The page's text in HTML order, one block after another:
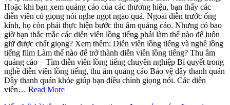
Hoặc khi bạn xem quảng cáo của các thương hiệu, bạn thấy các
diễn viên có giọng nói nghe ngọt ngào quá. Ngoài diễn trước ống
kính, họ còn phải thực hiện bước thu âm quảng cáo. Nhưng có bao
giờ bạn thắc mắc các diễn viên lồng tiếng phải làm thế nào để luôn
giữ được chất giọng? Xem thêm: Diễn viên lồng tiếng và nghề lồng
tiếng film Làm thế nào để trở thành diễn viên lồng tiếng? Thu âm
quảng cáo – Tìm diễn viên lồng tiếng chuyên nghiệp Bí quyết trong
nghề diễn viên lồng tiếng, thu âm quảng cáo Bảo vệ dây thanh quản
Dây thanh quản khỏe giúp bạn điều chỉnh giọng nói. Các diễn
viên… Read More